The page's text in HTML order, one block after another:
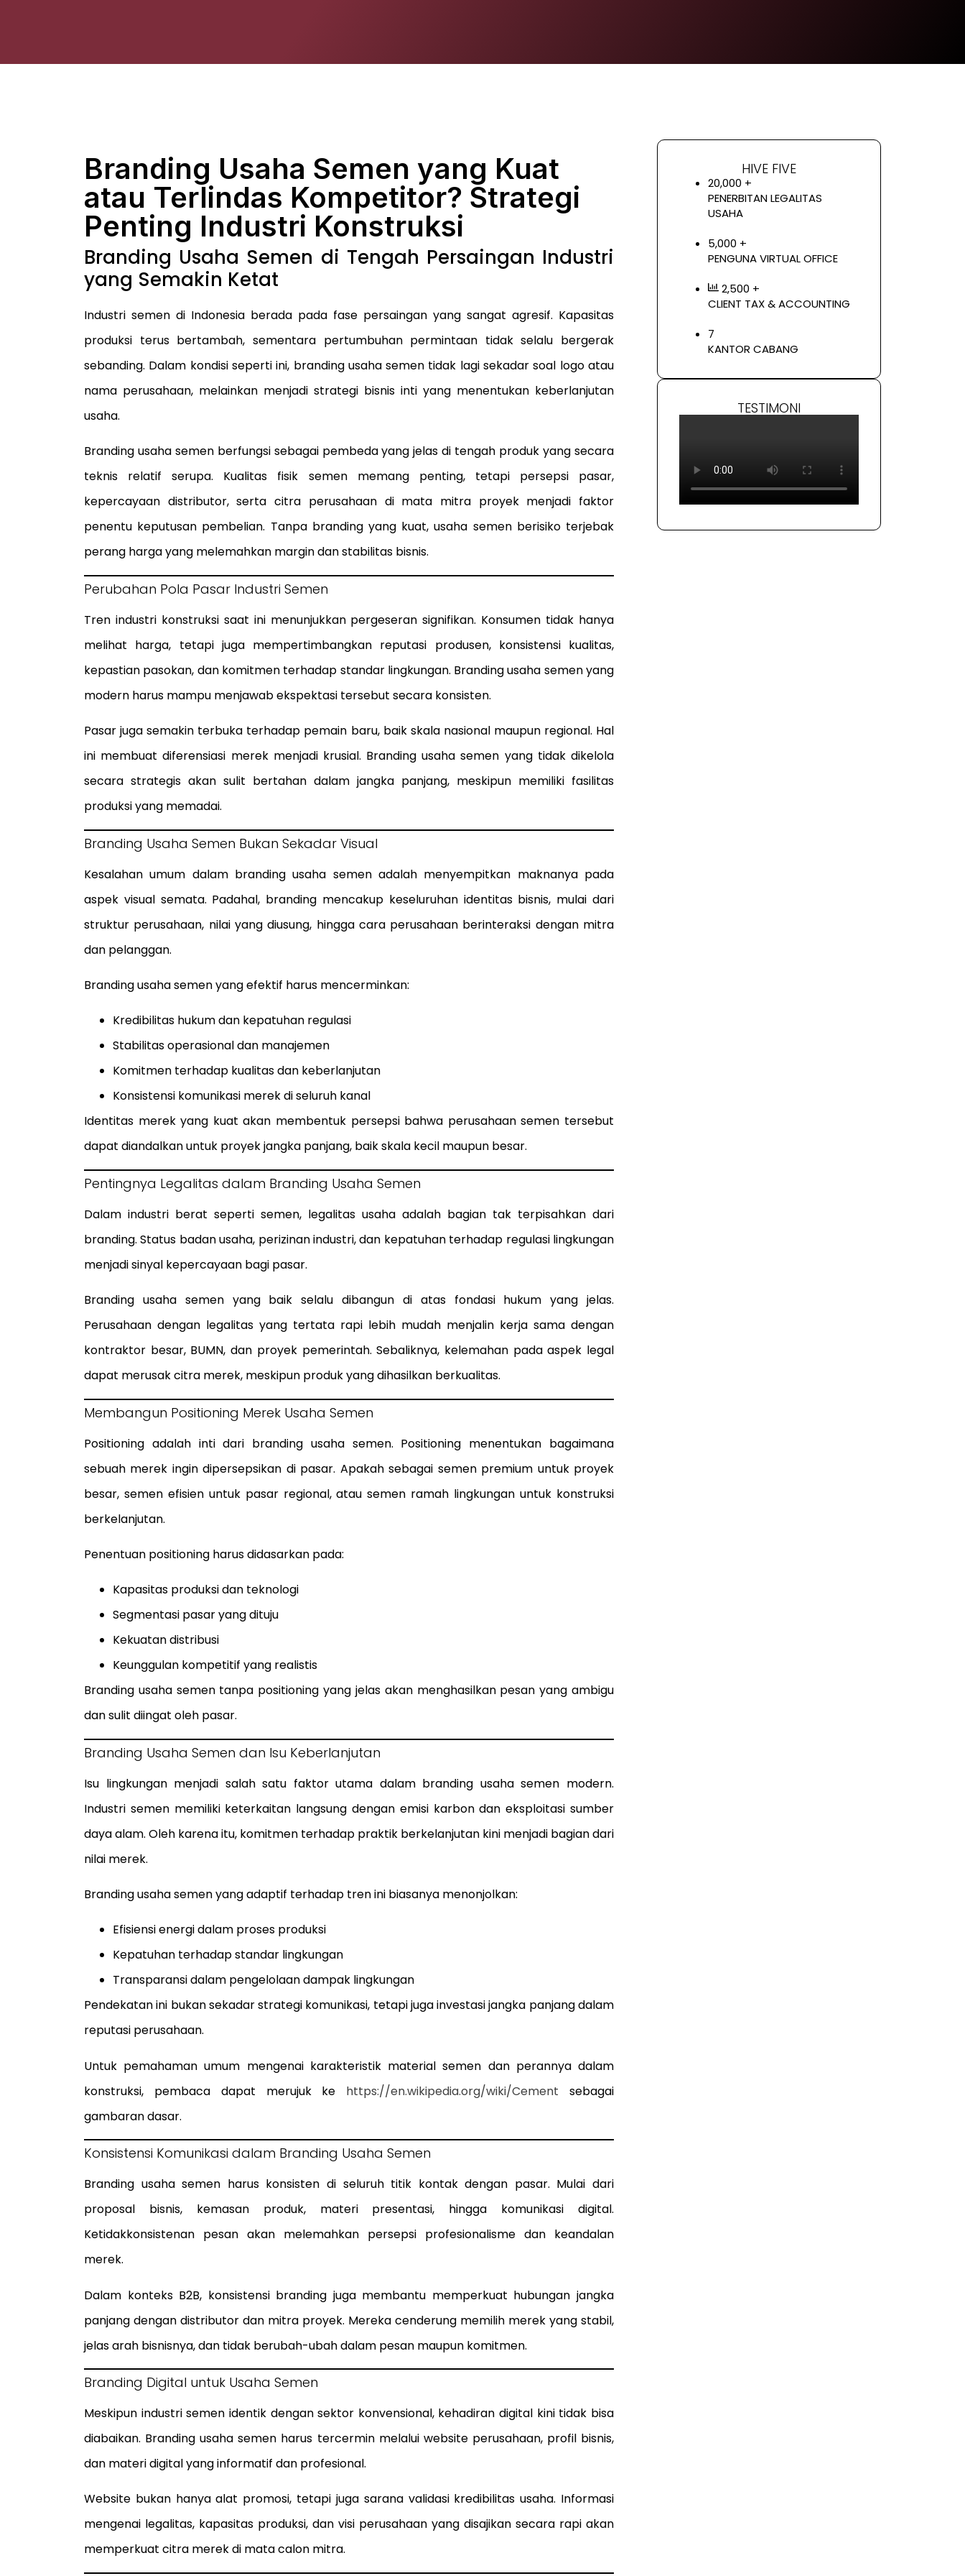
Branding Usaha Semen yang Kuat
atau Terlindas Kompetitor? Strategi
Penting Industri Konstruksi
Branding Usaha Semen di Tengah Persaingan Industri
yang Semakin Ketat
Industri semen di Indonesia berada pada fase persaingan yang sangat agresif. Kapasitas
produksi terus bertambah, sementara pertumbuhan permintaan tidak selalu bergerak
sebanding. Dalam kondisi seperti ini, branding usaha semen tidak lagi sekadar soal logo atau
nama perusahaan, melainkan menjadi strategi bisnis inti yang menentukan keberlanjutan
usaha.
Branding usaha semen berfungsi sebagai pembeda yang jelas di tengah produk yang secara
teknis relatif serupa. Kualitas fisik semen memang penting, tetapi persepsi pasar,
kepercayaan distributor, serta citra perusahaan di mata mitra proyek menjadi faktor
penentu keputusan pembelian. Tanpa branding yang kuat, usaha semen berisiko terjebak
perang harga yang melemahkan margin dan stabilitas bisnis.
Perubahan Pola Pasar Industri Semen
Tren industri konstruksi saat ini menunjukkan pergeseran signifikan. Konsumen tidak hanya
melihat harga, tetapi juga mempertimbangkan reputasi produsen, konsistensi kualitas,
kepastian pasokan, dan komitmen terhadap standar lingkungan. Branding usaha semen yang
modern harus mampu menjawab ekspektasi tersebut secara konsisten.
Pasar juga semakin terbuka terhadap pemain baru, baik skala nasional maupun regional. Hal
ini membuat diferensiasi merek menjadi krusial. Branding usaha semen yang tidak dikelola
secara strategis akan sulit bertahan dalam jangka panjang, meskipun memiliki fasilitas
produksi yang memadai.
Branding Usaha Semen Bukan Sekadar Visual
Kesalahan umum dalam branding usaha semen adalah menyempitkan maknanya pada
aspek visual semata. Padahal, branding mencakup keseluruhan identitas bisnis, mulai dari
struktur perusahaan, nilai yang diusung, hingga cara perusahaan berinteraksi dengan mitra
dan pelanggan.
Branding usaha semen yang efektif harus mencerminkan:
Kredibilitas hukum dan kepatuhan regulasi
Stabilitas operasional dan manajemen
Komitmen terhadap kualitas dan keberlanjutan
Konsistensi komunikasi merek di seluruh kanal
Identitas merek yang kuat akan membentuk persepsi bahwa perusahaan semen tersebut
dapat diandalkan untuk proyek jangka panjang, baik skala kecil maupun besar.
Pentingnya Legalitas dalam Branding Usaha Semen
Dalam industri berat seperti semen, legalitas usaha adalah bagian tak terpisahkan dari
branding. Status badan usaha, perizinan industri, dan kepatuhan terhadap regulasi lingkungan
menjadi sinyal kepercayaan bagi pasar.
Branding usaha semen yang baik selalu dibangun di atas fondasi hukum yang jelas.
Perusahaan dengan legalitas yang tertata rapi lebih mudah menjalin kerja sama dengan
kontraktor besar, BUMN, dan proyek pemerintah. Sebaliknya, kelemahan pada aspek legal
dapat merusak citra merek, meskipun produk yang dihasilkan berkualitas.
Membangun Positioning Merek Usaha Semen
Positioning adalah inti dari branding usaha semen. Positioning menentukan bagaimana
sebuah merek ingin dipersepsikan di pasar. Apakah sebagai semen premium untuk proyek
besar, semen efisien untuk pasar regional, atau semen ramah lingkungan untuk konstruksi
berkelanjutan.
Penentuan positioning harus didasarkan pada:
Kapasitas produksi dan teknologi
Segmentasi pasar yang dituju
Kekuatan distribusi
Keunggulan kompetitif yang realistis
Branding usaha semen tanpa positioning yang jelas akan menghasilkan pesan yang ambigu
dan sulit diingat oleh pasar.
Branding Usaha Semen dan Isu Keberlanjutan
Isu lingkungan menjadi salah satu faktor utama dalam branding usaha semen modern.
Industri semen memiliki keterkaitan langsung dengan emisi karbon dan eksploitasi sumber
daya alam. Oleh karena itu, komitmen terhadap praktik berkelanjutan kini menjadi bagian dari
nilai merek.
Branding usaha semen yang adaptif terhadap tren ini biasanya menonjolkan:
Efisiensi energi dalam proses produksi
Kepatuhan terhadap standar lingkungan
Transparansi dalam pengelolaan dampak lingkungan
Pendekatan ini bukan sekadar strategi komunikasi, tetapi juga investasi jangka panjang dalam
reputasi perusahaan.
Untuk pemahaman umum mengenai karakteristik material semen dan perannya dalam
konstruksi, pembaca dapat merujuk ke https://en.wikipedia.org/wiki/Cement sebagai
gambaran dasar.
Konsistensi Komunikasi dalam Branding Usaha Semen
Branding usaha semen harus konsisten di seluruh titik kontak dengan pasar. Mulai dari
proposal bisnis, kemasan produk, materi presentasi, hingga komunikasi digital.
Ketidakkonsistenan pesan akan melemahkan persepsi profesionalisme dan keandalan
merek.
Dalam konteks B2B, konsistensi branding juga membantu memperkuat hubungan jangka
panjang dengan distributor dan mitra proyek. Mereka cenderung memilih merek yang stabil,
jelas arah bisnisnya, dan tidak berubah-ubah dalam pesan maupun komitmen.
Branding Digital untuk Usaha Semen
Meskipun industri semen identik dengan sektor konvensional, kehadiran digital kini tidak bisa
diabaikan. Branding usaha semen harus tercermin melalui website perusahaan, profil bisnis,
dan materi digital yang informatif dan profesional.
Website bukan hanya alat promosi, tetapi juga sarana validasi kredibilitas usaha. Informasi
mengenai legalitas, kapasitas produksi, dan visi perusahaan yang disajikan secara rapi akan
memperkuat citra merek di mata calon mitra.
HIVE FIVE
20,000 +
PENERBITAN LEGALITAS
USAHA
5,000 +
PENGUNA VIRTUAL OFFICE
2,500 +
CLIENT TAX & ACCOUNTING
7
KANTOR CABANG
TESTIMONI